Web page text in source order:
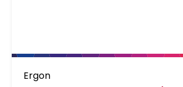
Het open textiel van het
membraan zorgt voor een
luchtlaag tussen het lichaam en het
Ergon